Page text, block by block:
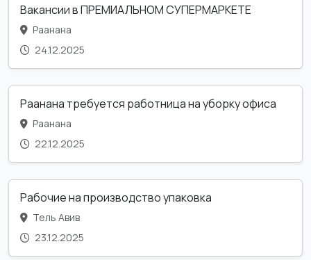
Вакансии в ПРЕМИАЛЬНОМ СУПЕРМАРКЕТЕ
Раанана
24.12.2025
Раанана требуется работница на уборку офиса
Раанана
22.12.2025
Рабочие на производство упаковка
Тель Авив
23.12.2025